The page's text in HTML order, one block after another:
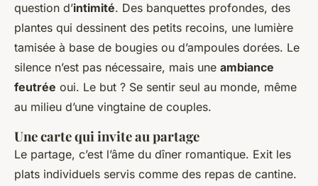
question d’intimité. Des banquettes profondes, des
plantes qui dessinent des petits recoins, une lumière
tamisée à base de bougies ou d’ampoules dorées. Le
silence n’est pas nécessaire, mais une ambiance
feutrée oui. Le but ? Se sentir seul au monde, même
au milieu d’une vingtaine de couples.
Une carte qui invite au partage
Le partage, c’est l’âme du dîner romantique. Exit les
plats individuels servis comme des repas de cantine.